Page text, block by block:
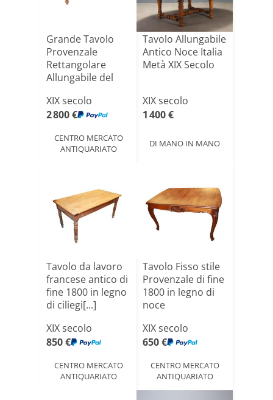
Grande Tavolo
Provenzale
Rettangolare
Allungabile del
XIX secolo
2 800 €
CENTRO MERCATO
ANTIQUARIATO
Tavolo Allungabile
Antico Noce Italia
Metà XIX Secolo
XIX secolo
1 400 €
DI MANO IN MANO
Tavolo da lavoro
francese antico di
fine 1800 in legno
di ciliegi[...]
XIX secolo
850 €
CENTRO MERCATO
ANTIQUARIATO
Tavolo Fisso stile
Provenzale di fine
1800 in legno di
noce
XIX secolo
650 €
CENTRO MERCATO
ANTIQUARIATO